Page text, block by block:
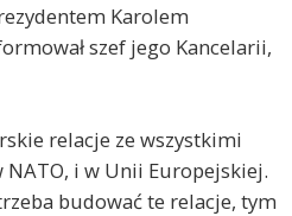
Karolem
szef jego Kancelarii,
relacje ze wszystkimi
i w Unii Europejskiej.
budować te relacje, tym